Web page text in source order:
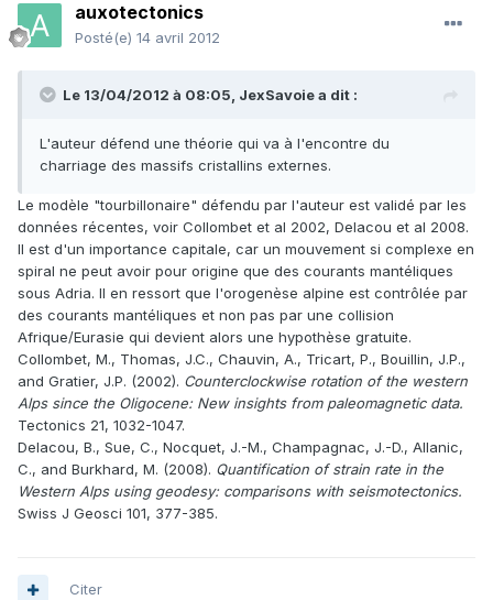
auxotectonics
Posté(e) 14 avril 2012
Le 13/04/2012 à 08:05, JexSavoie a dit :
L'auteur défend une théorie qui va à l'encontre du
charriage des massifs cristallins externes.
Le modèle "tourbillonaire" défendu par l'auteur est validé par les
données récentes, voir Collombet et al 2002, Delacou et al 2008.
Il est d'un importance capitale, car un mouvement si complexe en
spiral ne peut avoir pour origine que des courants mantéliques
sous Adria. Il en ressort que l'orogenèse alpine est contrôlée par
des courants mantéliques et non pas par une collision
Afrique/Eurasie qui devient alors une hypothèse gratuite.
Collombet, M., Thomas, J.C., Chauvin, A., Tricart, P., Bouillin, J.P.,
and Gratier, J.P. (2002). Counterclockwise rotation of the western
Alps since the Oligocene: New insights from paleomagnetic data.
Tectonics 21, 1032-1047.
Delacou, B., Sue, C., Nocquet, J.-M., Champagnac, J.-D., Allanic,
C., and Burkhard, M. (2008). Quantification of strain rate in the
Western Alps using geodesy: comparisons with seismotectonics.
Swiss J Geosci 101, 377-385.
Citer